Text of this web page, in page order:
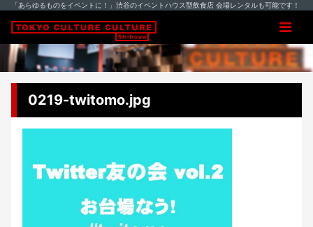
「あらゆるものをイベントに！」渋谷のイベントハウス型飲食店 会場レンタルも可能です！
0219-twitomo.jpg